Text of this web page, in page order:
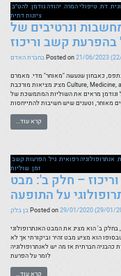
,דת, טיפולי המרה, יהודה גודמן,להט״ב,
ציונות דתית
ונרטיבים של
קשב וריכוז
Posted on21/06/2023
בחברת האדם
כאבחון שנעשה "מאוחר" מדי. מאמרם
של ליאור טל ויהודה גודמן, אשר פורסם בכתב העת Culture, Medicine, and Psychiatry מציג מציאות מורכבת
וגודמן מראים את השוליות המתמשכת של
מאוחר, וטענים שיש חשיבות להתייחסות
קרא עוד…
,אנתרופולוגיה רפואית,גיל,הפרעות קשב,
זמן,שוליות
– חלק ב': מבט
על התופעה
Posted on29/01/2020(29/01/
בן בלק
בחלק ב' הוא מציג את המבט האנתרופולוגי
הוא מציע מבט זהיר וביקורתי אך לא
כהבניה חברתית אז מה יש לאנתרופולוגיה
לומר על הפרעת